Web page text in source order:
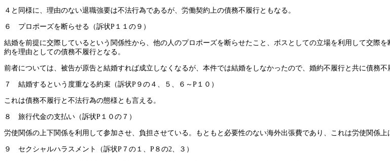
４と同様に、理由のない退職強要は不法行為であるが、労働契約上の債務不履行ともなる。
６ プロポーズを断らせる（訴状P１１の９）
結婚を前提に交際しているという関係性から、他の人のプロポーズを断らせたこと、ボスとしての立場を利用して交際
約を理由としての債務不履行となる。
前者については、被告が原告と結婚すれば成立しなくなるが、本件では結婚をしなかったので、婚約不履行と共に債務不
７ 結婚するという度重なる約束（訴状P９の４、５、６～P１０）
これは債務不履行と不法行為の態様とも言える。
８ 旅行代金の支払い（訴状P１０の７）
労使関係の上下関係を利用して参加させ、負担させている。もともと必要性のない海外出張費であり、これは労使関係
９ セクシャルハラスメント（訴状P７の１、P８の2、３）